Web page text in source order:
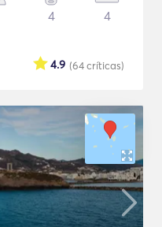
4 4
(64críticas)
4.9